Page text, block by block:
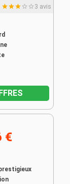
3 avis
€